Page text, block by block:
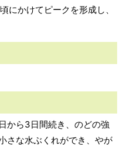
にかけてピークを形成し、
から3日間続き、のどの強
さな水ぶくれができ、やが